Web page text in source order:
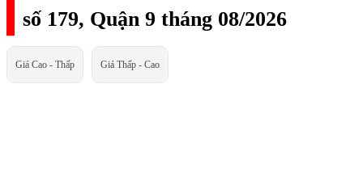
số 179, Quận 9 tháng 08/2026
Giá Cao - Thấp Giá Thấp - Cao